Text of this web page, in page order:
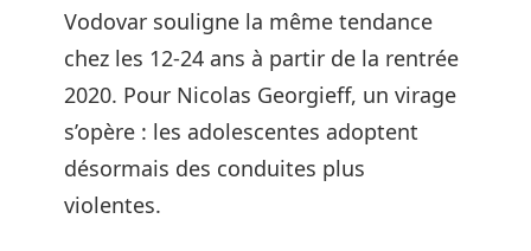
Vodovar souligne la même tendance
chez les 12-24 ans à partir de la rentrée
2020. Pour Nicolas Georgieff, un virage
s’opère : les adolescentes adoptent
désormais des conduites plus
violentes.